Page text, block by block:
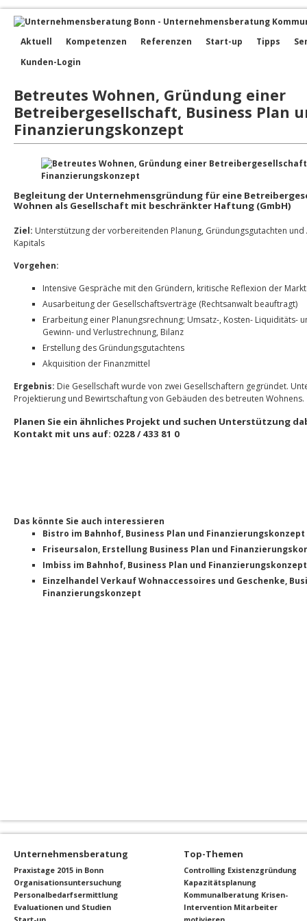
Aktuell Kompetenzen Referenzen Start-up Tipps
Kunden-Login
Betreutes Wohnen, Gründung einer
Betreibergesellschaft, Business Plan
Finanzierungskonzept
Begleitung der Unternehmensgründung für eine
Wohnen als Gesellschaft mit beschränkter Haftung (GmbH)
Ziel: Unterstützung der vorbereitenden Planung, Gründungsgutachten
Kapitals
Vorgehen:
Intensive Gespräche mit den Gründern, kritische Reflexion der
Ausarbeitung der Gesellschaftsverträge (Rechtsanwalt beauftragt)
Erarbeitung einer Planungsrechnung; Umsatz-, Kosten- Liquiditäts-
Gewinn- und Verlustrechnung, Bilanz
Erstellung des Gründungsgutachtens
Akquisition der Finanzmittel
Ergebnis: Die Gesellschaft wurde von zwei Gesellschaftern gegründet.
Projektierung und Bewirtschaftung von Gebäuden des betreuten Wohnens.
Planen Sie ein ähnliches Projekt und suchen Unterstützung
Kontakt mit uns auf: 0228 / 433 81 0
Das könnte Sie auch interessieren
Bistro im Bahnhof, Business Plan und Finanzierungskonzept
Friseursalon, Erstellung Business Plan und
Imbiss im Bahnhof, Business Plan und Finanzierungskonzept
Einzelhandel Verkauf Wohnaccessoires und Geschenke,
Finanzierungskonzept
Unternehmensberatung
Praxistage 2015 in Bonn
Organisationsuntersuchung
Personalbedarfsermittlung
Evaluationen und Studien
Top-Themen
Controlling Existenzgründung
Kapazitätsplanung
Kommunalberatung Krisen-
Intervention Mitarbeiter